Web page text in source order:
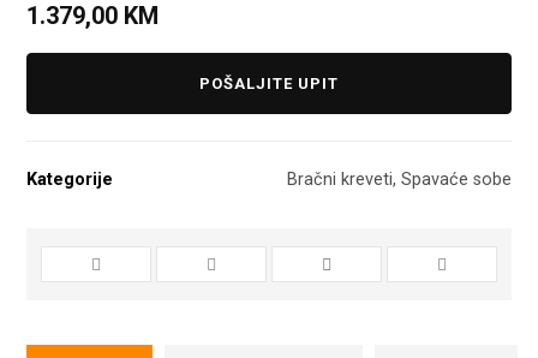
1.379,00 KM
POŠALJITE UPIT
Kategorije Bračni kreveti, Spavaće sobe